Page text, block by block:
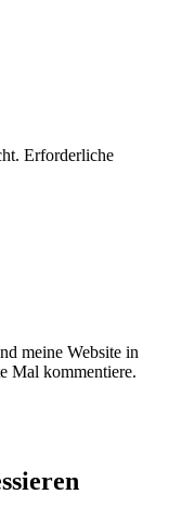
Erforderliche
meine Website in
Mal kommentiere.